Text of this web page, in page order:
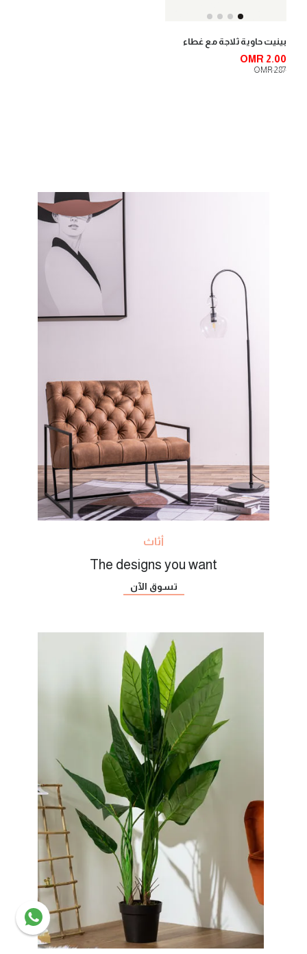
بينيت حاوية ثلاجة مع غطاء
OMR 2.00
OMR 2.87
أثاث
The designs you want
تسوق الآن